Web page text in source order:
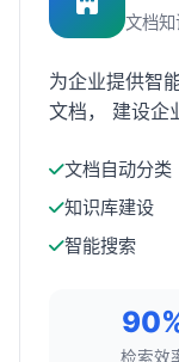
文档
为企业提供智
文档， 建设企
文档自动分类
知识库建设
智能搜索
检索效